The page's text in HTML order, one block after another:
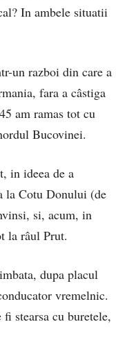
In ambele situatii
un razboi din care a
fara a câstiga
am ramas tot cu
Bucovinei.
in ideea de a
la Cotu Donului (de
si, acum, in
la râul Prut.
dupa placul
vremelnic.
stearsa cu buretele,